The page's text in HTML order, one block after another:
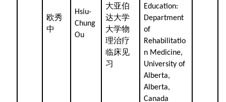
欧秀
中
Hsiu-
Chung
Ou
大亚伯
达大学
大学物
理治疗
临床见
习
Education:
Department
of
Rehabilitatio
n Medicine,
University of
Alberta,
Alberta,
Canada